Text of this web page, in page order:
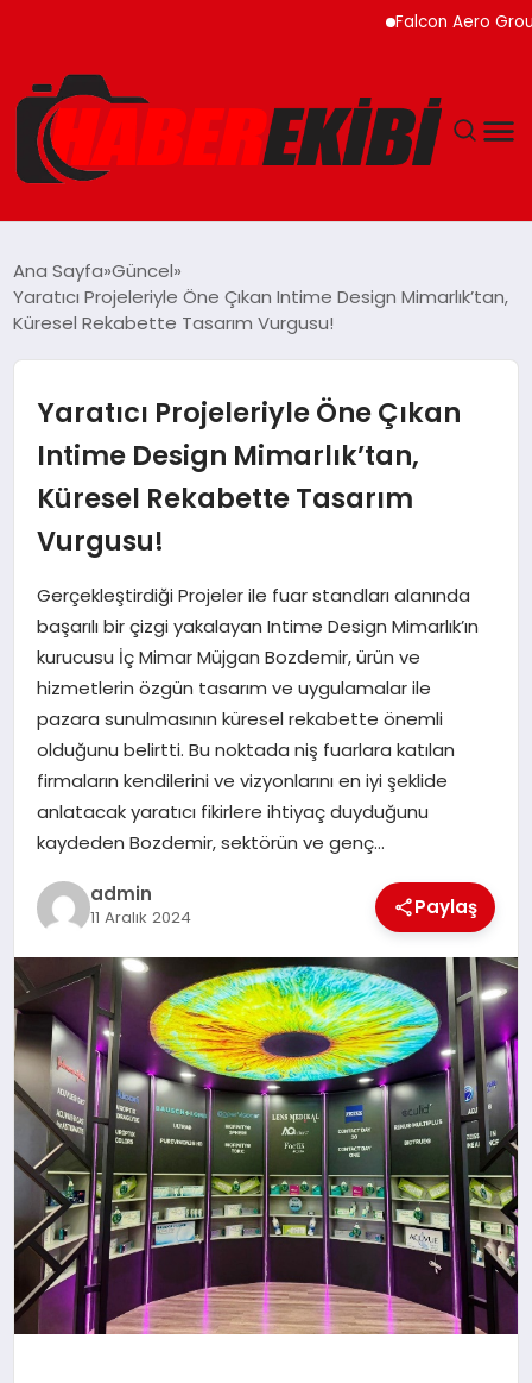
Falcon Aero Group,
GÜNCEL
MAGAZIN
SAĞLIK
SPOR
TEKNOLOJI
YAŞAM
Ana Sayfa Güncel
Yaratıcı Projeleriyle Öne Çıkan Intime Design Mimarlık’tan,
Küresel Rekabette Tasarım Vurgusu!
Yaratıcı Projeleriyle Öne Çıkan
Intime Design Mimarlık’tan,
Küresel Rekabette Tasarım
Vurgusu!
Gerçekleştirdiği Projeler ile fuar standları alanında
başarılı bir çizgi yakalayan Intime Design Mimarlık’ın
kurucusu İç Mimar Müjgan Bozdemir, ürün ve
hizmetlerin özgün tasarım ve uygulamalar ile
pazara sunulmasının küresel rekabette önemli
olduğunu belirtti. Bu noktada niş fuarlara katılan
firmaların kendilerini ve vizyonlarını en iyi şeklide
anlatacak yaratıcı fikirlere ihtiyaç duyduğunu
kaydeden Bozdemir, sektörün ve genç…
admin
11 Aralık 2024 Paylaş